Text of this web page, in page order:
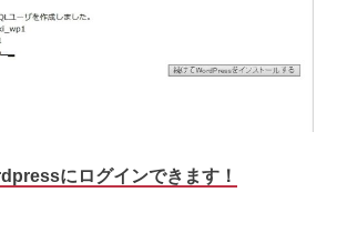
にログインできます！